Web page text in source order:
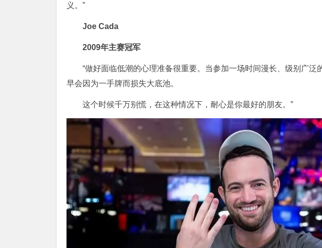
义。”
Joe Cada
2009年主赛冠军
“做好面临低潮的心理准备很重要。当参加一场时间漫长、级别广泛
早会因为一手牌而损失大底池。
这个时候千万别慌，在这种情况下，耐心是你最好的朋友。”